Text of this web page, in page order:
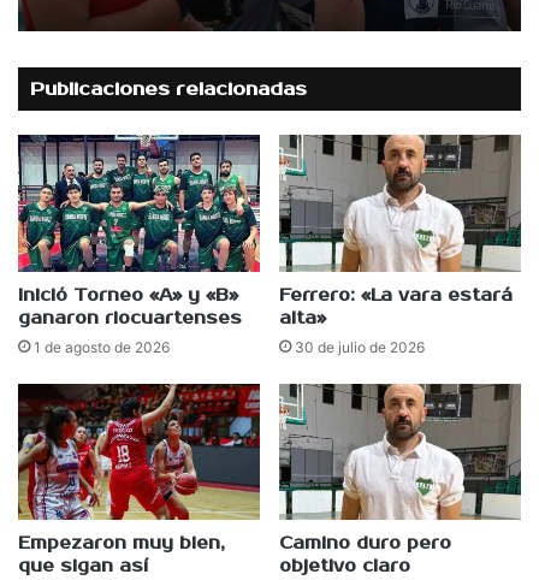
Publicaciones relacionadas
Inició Torneo «A» y «B»
ganaron riocuartenses
1 de agosto de 2026
Ferrero: «La vara estará
alta»
30 de julio de 2026
Empezaron muy bien,
que sigan así
Camino duro pero
objetivo claro